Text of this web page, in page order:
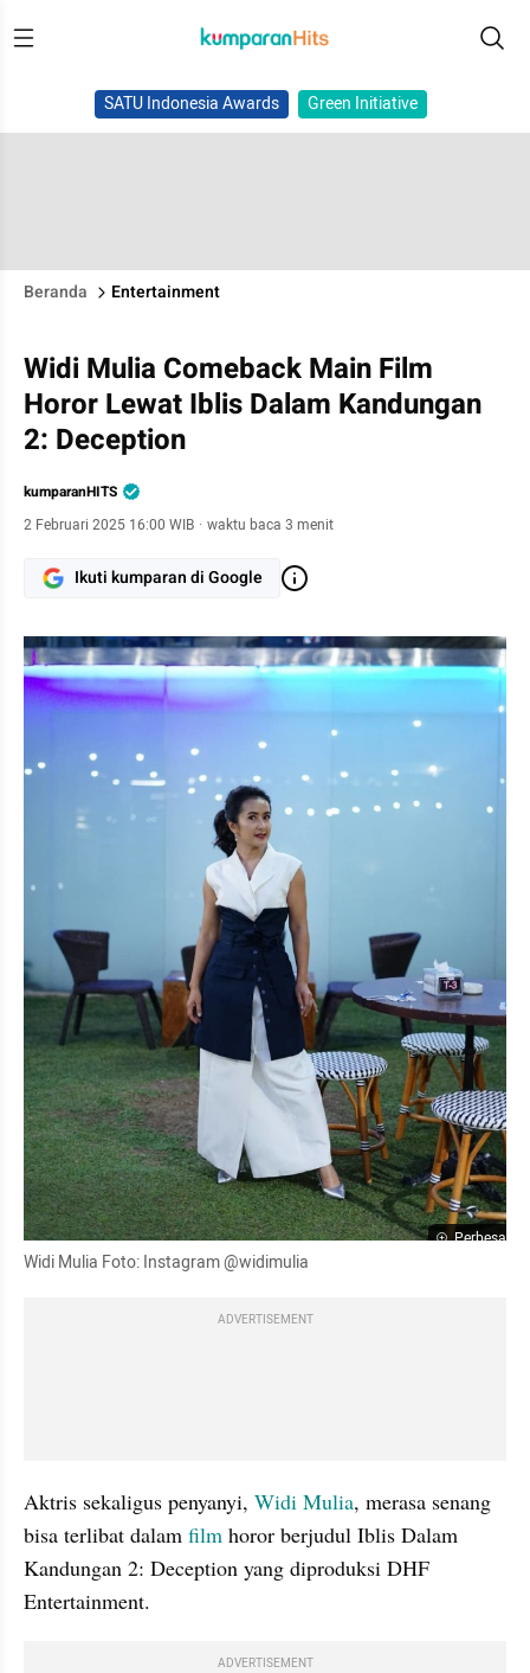
SATU Indonesia Awards Green Initiative
Beranda Entertainment
Widi Mulia Comeback Main Film
Horor Lewat Iblis Dalam Kandungan
2: Deception
kumparanHITS
2 Februari 2025 16:00 WIB · waktu baca 3 menit
Ikuti kumparan di Google
Perbesar
Widi Mulia Foto: Instagram @widimulia
ADVERTISEMENT
Aktris sekaligus penyanyi, Widi Mulia, merasa senang
bisa terlibat dalam film horor berjudul Iblis Dalam
Kandungan 2: Deception yang diproduksi DHF
Entertainment.
ADVERTISEMENT